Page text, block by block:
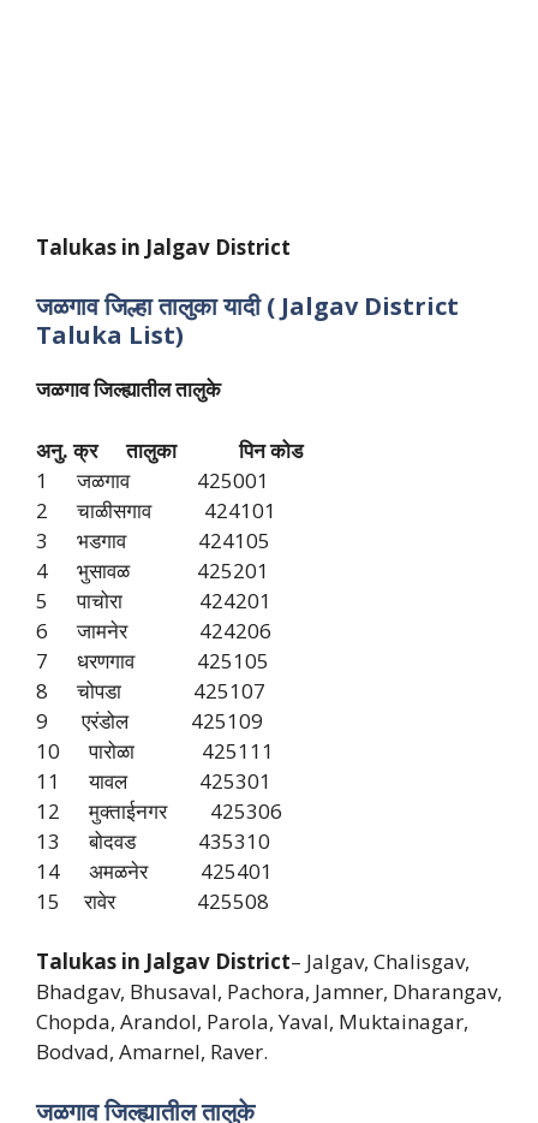
Talukas in Jalgav District
जळगाव जिल्हा तालुका यादी ( Jalgav District
Taluka List)
जळगाव जिल्ह्यातील तालुके
अनु. क्र तालुका पिन कोड
1 जळगाव 425001
2 चाळीसगाव 424101
3 भडगाव 424105
4 भुसावळ 425201
5 पाचोरा 424201
6 जामनेर 424206
7 धरणगाव 425105
8 चोपडा 425107
9 एरंडोल 425109
10 पारोळा 425111
11 यावल 425301
12 मुक्ताईनगर 425306
13 बोदवड 435310
14 अमळनेर 425401
15 रावेर 425508
Talukas in Jalgav District– Jalgav, Chalisgav,
Bhadgav, Bhusaval, Pachora, Jamner, Dharangav,
Chopda, Arandol, Parola, Yaval, Muktainagar,
Bodvad, Amarnel, Raver.
जळगाव जिल्ह्यातील तालुके